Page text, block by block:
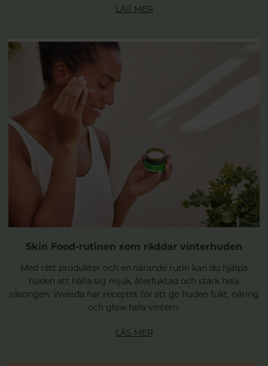
LÄS MER
Skin Food-rutinen som räddar vinterhuden
Med rätt produkter och en närande rutin kan du hjälpa
huden att hålla sig mjuk, återfuktad och stark hela
säsongen. Weleda har receptet för att ge huden fukt, näring
och glow hela vintern.
LÄS MER